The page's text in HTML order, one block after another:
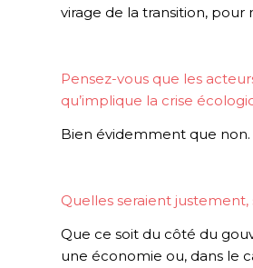
virage de la transition, pour
Pensez-vous que les
qu’implique la crise
Bien évidemment que non.
Quelles seraient
Que ce soit du côté du
une économie ou, dans le